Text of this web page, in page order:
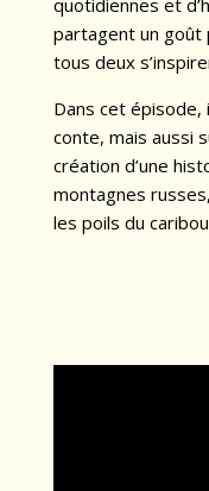
quotidiennes et
partagent un goût
tous deux
Dans cet
conte, mais aussi
création d’une
montagnes
les poils du